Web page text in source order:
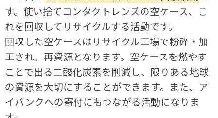
す。使い捨てコンタクトレンズの空ケース、こ
れを回収してリサイクルする活動です。
回収した空ケースはリサイクル工場で粉砕・加
工され、再資源となります。空ケースを燃やす
ことで出る二酸化炭素を削減し、限りある地球
の資源を大切にすることができます。また、ア
イバンクへの寄付にもつながる活動になりま